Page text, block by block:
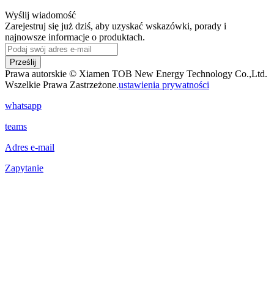
Wyślij wiadomość
Zarejestruj się już dziś, aby uzyskać wskazówki, porady i
najnowsze informacje o produktach.
Prześlij
Prawa autorskie © Xiamen TOB New Energy Technology Co.,Ltd.
Wszelkie Prawa Zastrzeżone.ustawienia prywatności
whatsapp
teams
Adres e-mail
Zapytanie